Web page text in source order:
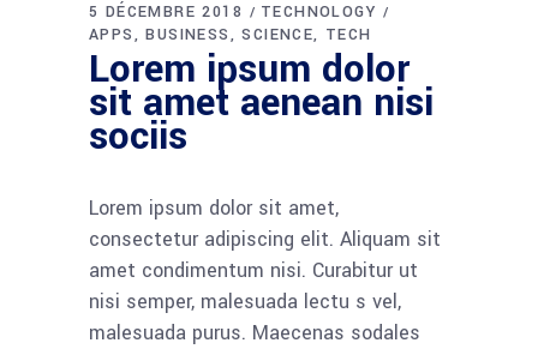
5 DÉCEMBRE 2018
TECHNOLOGY
APPS
BUSINESS SCIENCE TECH
Lorem ipsum dolor
sit amet aenean nisi
sociis
Lorem ipsum dolor sit amet,
consectetur adipiscing elit. Aliquam sit
amet condimentum nisi. Curabitur ut
nisi semper, malesuada lectu s vel,
malesuada purus. Maecenas sodales